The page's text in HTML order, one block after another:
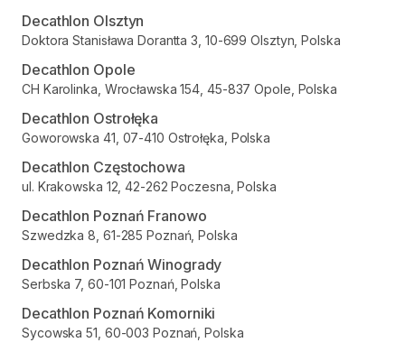
Decathlon Olsztyn
Doktora Stanisława Dorantta 3, 10-699 Olsztyn, Polska
Decathlon Opole
CH Karolinka, Wrocławska 154, 45-837 Opole, Polska
Decathlon Ostrołęka
Goworowska 41, 07-410 Ostrołęka, Polska
Decathlon Częstochowa
ul. Krakowska 12, 42-262 Poczesna, Polska
Decathlon Poznań Franowo
Szwedzka 8, 61-285 Poznań, Polska
Decathlon Poznań Winogrady
Serbska 7, 60-101 Poznań, Polska
Decathlon Poznań Komorniki
Sycowska 51, 60-003 Poznań, Polska